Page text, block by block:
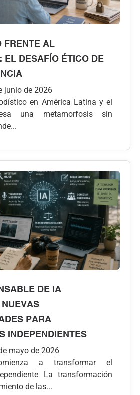
FRENTE AL
EL DESAFÍO ÉTICO DE
junio de 2026
en América Latina y el
una metamorfosis sin
DE IA
NUEVAS
PARA
INDEPENDIENTES
mayo de 2026
a transformar el
La transformación
de las...